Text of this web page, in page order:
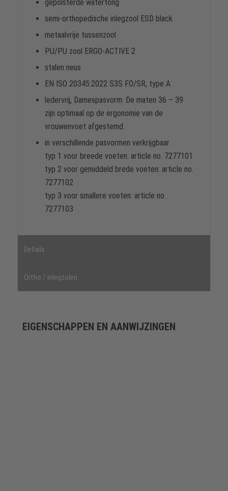
gepolsterde watertong
semi-orthopedische inlegzool ESD black
metaalvrije tussenzool
PU/PU zool ERGO-ACTIVE 2
stalen neus
EN ISO 20345:2022 S3S FO/SR, type A
ledervrij, Damespasvorm: De maten 36 – 39
zijn optimaal op de ergonomie van de
vrouwenvoet afgestemd.
in verschillende pasvormen verkrijgbaar
typ 1 voor breede voeten: article no. 7277101
typ 2 voor gemiddeld brede voeten: article no.
7277102
typ 3 voor smallere voeten: article no.
7277103
Details
Ortho / inlegzolen
EIGENSCHAPPEN EN AANWIJZINGEN